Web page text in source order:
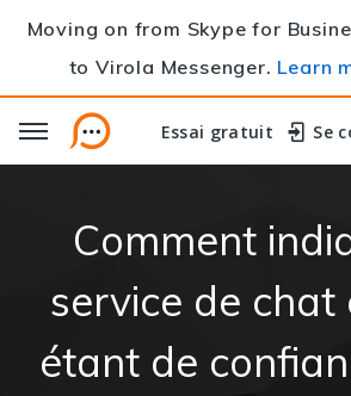
Moving on from Skype for
to Virola Messenger. Learn
Essai gratuit
Essai gratuit Se
Se
Comment
service de chat
étant de